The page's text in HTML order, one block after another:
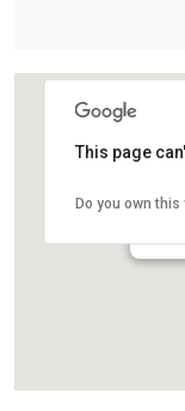
Camí
This page
Do you own this